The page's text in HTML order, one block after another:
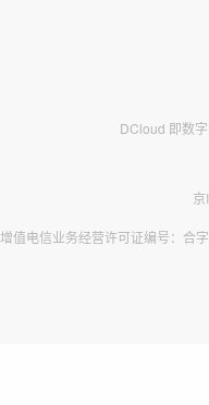
DCloud 即数
增值电信业务经营许可证编号：合